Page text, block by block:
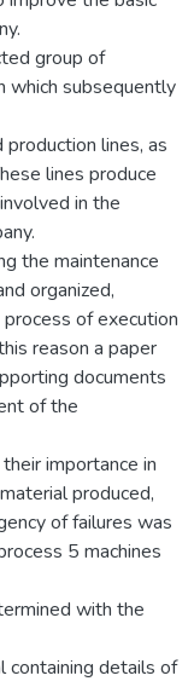
group of
which subsequently
lines, as
lines produce
in the
the maintenance
organized,
of execution
reason a paper
documents
of the
importance in
produced,
of failures was
5 machines
with the
containing details of